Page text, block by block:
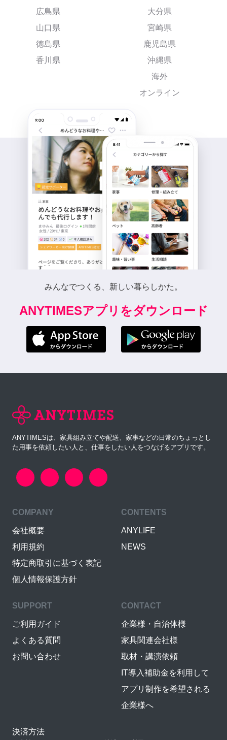
広島県
山口県
徳島県
香川県
大分県
宮崎県
鹿児島県
沖縄県
海外
オンライン
みんなでつくる、新しい暮らしかた。
ANYTIMESアプリをダウンロード
ANYTIMESは、家具組み立てや配送、家事などの日常のちょっとし
た用事を依頼したい人と、仕事をしたい人をつなげるアプリです。
COMPANY
会社概要
利用規約
特定商取引に基づく表記
個人情報保護方針
CONTENTS
ANYLIFE
NEWS
SUPPORT
ご利用ガイド
よくある質問
お問い合わせ
CONTACT
企業様・自治体様
家具関連会社様
取材・講演依頼
IT導入補助金を利用して
アプリ制作を希望される
企業様へ
決済方法